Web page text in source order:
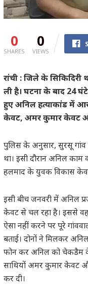
0
SHARES
0
VIEWS
रांची : जिले के सिकिदिरी
ली है। घटना के बाद 24
हुए अनिल हत्याकांड में
केवट, अमर कुमार केवट और
पुलिस के अनुसार, सुरसू गांव
था। इसी दौरान अनिल काम
हलमाद के युवक विकास
इसी बीच जनवरी में अनिल
केवट से चल रहा है। इससे वह
ऐसा नहीं करने पर पूरे
बताई। दोनों ने मिलकर
फोन कर अनिल को चेकडैम के
साथियों अमर कुमार केवट
कर दी।